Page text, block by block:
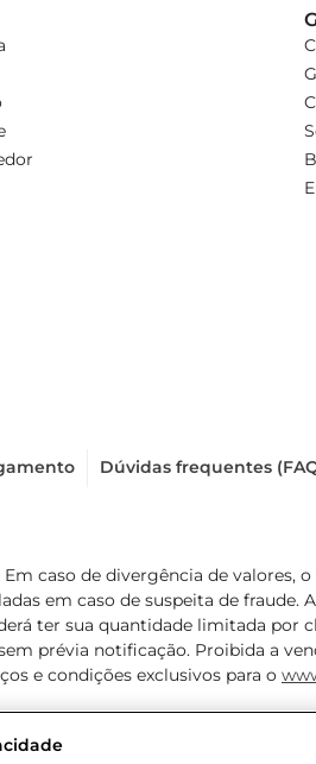
Dúvidas frequentes
Em caso de divergência de valores,
em caso de suspeita de
ter sua quantidade limitada por
prévia notificação. Proibida a
e condições exclusivos para o